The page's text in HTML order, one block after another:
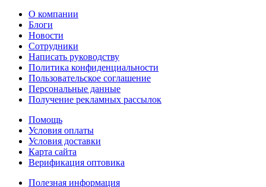
О компании
Блоги
Новости
Сотрудники
Написать руководству
Политика конфиденциальности
Пользовательское соглашение
Персональные данные
Получение рекламных рассылок
Помощь
Условия оплаты
Условия доставки
Карта сайта
Верификация оптовика
Полезная информация